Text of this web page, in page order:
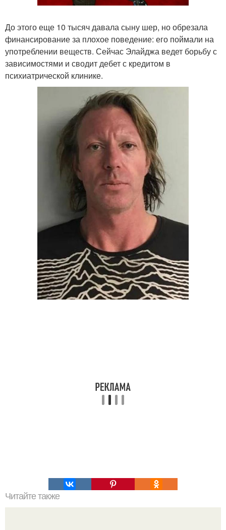
До этого еще 10 тысяч давала сыну шер, но обрезала
финансирование за плохое поведение: его поймали на
употреблении веществ. Сейчас Элайджа ведет борьбу с
зависимостями и сводит дебет с кредитом в
психиатрической клинике.
Читайте также